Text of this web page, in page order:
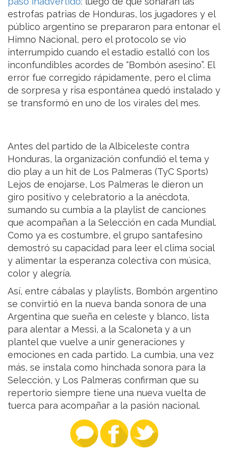
estrofas patrias de Honduras, los jugadores y el
público argentino se prepararon para entonar el
Himno Nacional, pero el protocolo se vio
interrumpido cuando el estadio estalló con los
inconfundibles acordes de “Bombón asesino”. El
error fue corregido rápidamente, pero el clima
de sorpresa y risa espontánea quedó instalado y
se transformó en uno de los virales del mes.
Antes del partido de la Albiceleste contra
Honduras, la organización confundió el tema y
dio play a un hit de Los Palmeras (TyC Sports)
Lejos de enojarse, Los Palmeras le dieron un
giro positivo y celebratorio a la anécdota,
sumando su cumbia a la playlist de canciones
que acompañan a la Selección en cada Mundial.
Como ya es costumbre, el grupo santafesino
demostró su capacidad para leer el clima social
y alimentar la esperanza colectiva con música,
color y alegría.
Así, entre cábalas y playlists, Bombón argentino
se convirtió en la nueva banda sonora de una
Argentina que sueña en celeste y blanco, lista
para alentar a Messi, a la Scaloneta y a un
plantel que vuelve a unir generaciones y
emociones en cada partido. La cumbia, una vez
más, se instala como hinchada sonora para la
Selección, y Los Palmeras confirman que su
repertorio siempre tiene una nueva vuelta de
tuerca para acompañar a la pasión nacional.